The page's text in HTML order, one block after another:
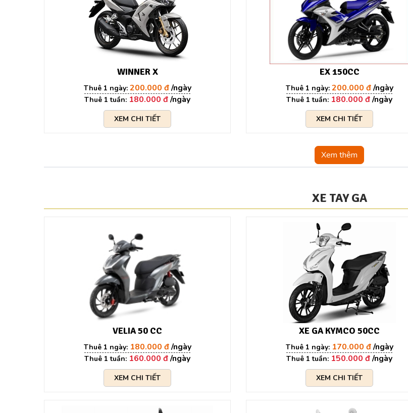
WINNER X
200.000 đ
180.000 đ
XEM CHI TIẾT
EX 150CC
200.000 đ
180.000 đ
XEM CHI TIẾT
Xem thêm
XE TAY GA
VELIA 50 CC
180.000 đ
160.000 đ
XEM CHI TIẾT
XE GA KYMCO 50CC
170.000 đ
150.000 đ
XEM CHI TIẾT